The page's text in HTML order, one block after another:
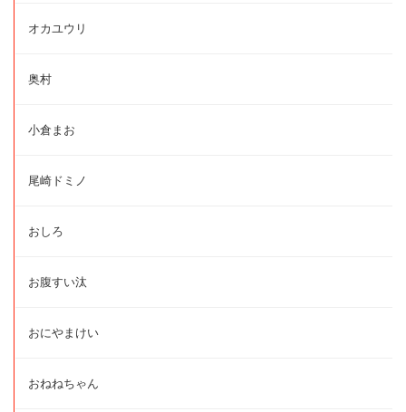
オカユウリ
奥村
小倉まお
尾崎ドミノ
おしろ
お腹すい汰
おにやまけい
おねねちゃん